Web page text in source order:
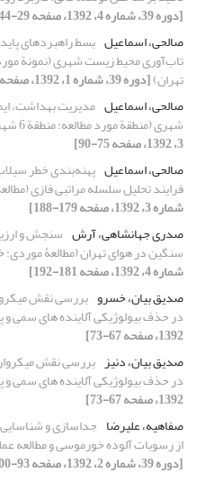
[دوره 39، شماره 4، 1392، صفحه 29-44]
صالحی، اسماعیل بسط راهبردهای
تهران)[دوره 39، شماره 1، 1392، صفحه 123-132]
صالحی، اسماعیل مدیریت بهداشت،
شهری (منطقة مورد مطالعه: منطقة 6 شهرداری تهران)
3، 1392، صفحه 75-90]
صالحی، اسماعیل
فرایند تحلیل سلسله مراتبی فازی
شماره 3، 1392، صفحه 179-188]
صدری جهانشاهی، آرش سنجش و
سنگین در هوای تهران (مطالعۀ موردی:
شماره 4، 1392، صفحه 181-192]
صدیق بیان، خسرو بررسی نقش
در حذف بیولوژیکی آلاینده های سمی و
1392، صفحه 67-73]
صدیق بیان، دنیز بررسی نقش
در حذف بیولوژیکی آلاینده های سمی و
1392، صفحه 67-73]
صفاهیه، علیرضا جداسازی و شناسایی
از رسوبات آلوده خورموسی و مطالعه
[دوره 39، شماره 2، 1392، صفحه 93-100]